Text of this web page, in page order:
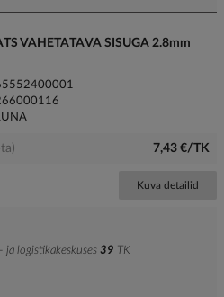
VAHETATAVA SISUGA 2.8mm
7,43 €/TK
Kuva detailid
ja logistikakeskuses 39 TK